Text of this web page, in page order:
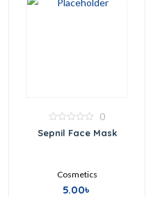
out
0
Sepnil Face Mask
Cosmetics
5.00৳